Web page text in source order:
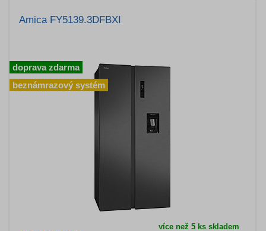
Amica FY5139.3DFBXI
více než 5 ks skladem
doprava zdarma
beznámrazový systém